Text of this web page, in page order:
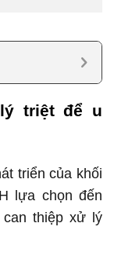
triệt để u
triển của khối
lựa chọn đến
can thiệp xử lý